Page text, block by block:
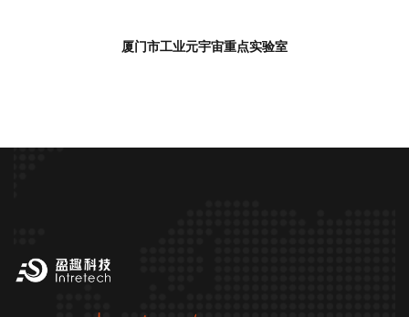
厦门市工业元宇宙重点实验室